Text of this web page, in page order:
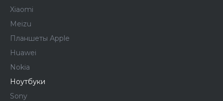
Xiaomi
Meizu
Планшеты Apple
Huawei
Nokia
Ноутбуки
Sony